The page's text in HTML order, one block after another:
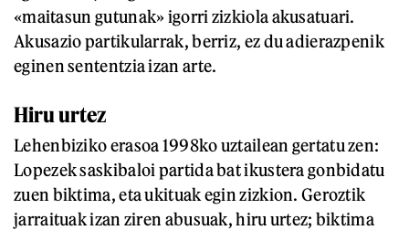
«maitasun gutunak» igorri zizkiola akusatuari.
Akusazio partikularrak, berriz, ez du adierazpenik
eginen sententzia izan arte.
Hiru urtez
Lehenbiziko erasoa 1998ko uztailean gertatu zen:
Lopezek saskibaloi partida bat ikustera gonbidatu
zuen biktima, eta ukituak egin zizkion. Geroztik
jarraituak izan ziren abusuak, hiru urtez; biktima